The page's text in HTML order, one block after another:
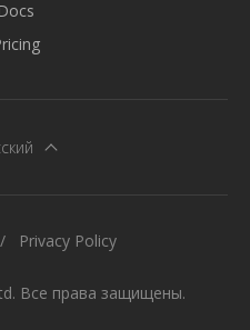
Все права защищены.
Privacy Policy